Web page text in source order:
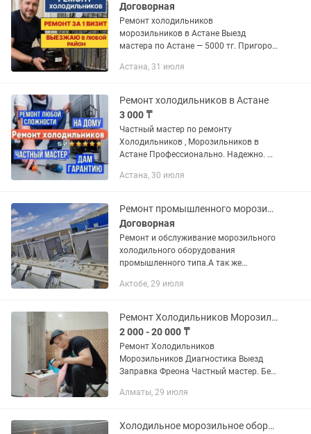
Договорная
Ремонт холодильников
морозильников в Астане Выезд
мастера по Астане — 5000 тг. Пригород
ремонт холодильников и
Быстро устраняю любые...
Астана, 31 июля
Ремонт холодильников в Астане
3 000 ₸
Частный мастер по ремонту
Холодильников , Морозильников в
Астане Профессионально. Надежно. С
ремонту всех марок и моделей.
общаетесь...
Астана, 30 июля
Ремонт промышленного морозильного оборудования
Договорная
Ремонт и обслуживание морозильного
холодильного оборудования
промышленного типа.А так же
камер,контейнеров.Ремонт прочей
Актобе, 29 июля
Ремонт Холодильников Морозильников На Дому Частный Мастер Заправка Фреона
2 000 - 20 000 ₸
Ремонт Холодильников
Морозильников Диагностика Выезд
Заправка Фреона Частный мастер. Без
на дому, выезжаю во всем районам
Алматы, 29 июля
Холодильное морозильное оборудывание ремонт, агрегаты